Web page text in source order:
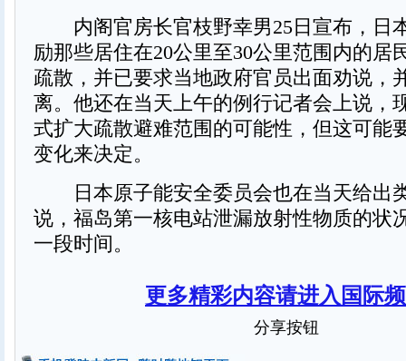
内阁官房长官枝野幸男25日宣布，日
励那些居住在20公里至30公里范围内的居
疏散，并已要求当地政府官员出面劝说，
离。他还在当天上午的例行记者会上说，
式扩大疏散避难范围的可能性，但这可能
变化来决定。
日本原子能安全委员会也在当天给出
说，福岛第一核电站泄漏放射性物质的状
一段时间。
更多精彩内容请进入国际
分享按钮